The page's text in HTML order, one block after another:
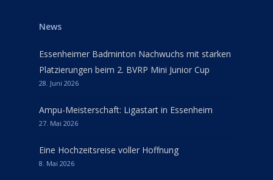
News
Essenheimer Badminton Nachwuchs mit starken
Platzierungen beim 2. BVRP Mini Junior Cup
28. Juni 2026
Ampu-Meisterschaft: Ligastart in Essenheim
27. Mai 2026
Eine Hochzeitsreise voller Hoffnung
8. Mai 2026